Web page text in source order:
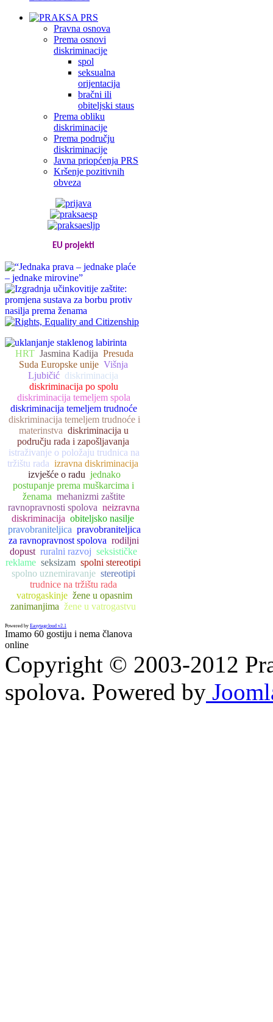
Pravna osnova
Prema osnovi
diskriminacije
spol
seksualna
orijentacija
bračni ili
obiteljski staus
Prema obliku
diskriminacije
Prema području
diskriminacije
Javna priopćenja PRS
Kršenje pozitivnih
obveza
EU projekti
HRT Jasmina Kadija Presuda
Suda Europske unije Višnja
Ljubičić diskriminacija
diskriminacija po spolu
diskriminacija temeljem spola
diskriminacija temeljem trudnoće
diskriminacija temeljem trudnoće i
materinstva diskriminacija u
području rada i zapošljavanja
istraživanje o položaju trudnica na
tržištu rada izravna diskriminacija
izvješće o radu jednako
postupanje prema muškarcima i
ženama mehanizmi zaštite
ravnopravnosti spolova neizravna
diskriminacija obiteljsko nasilje
pravobraniteljica pravobraniteljica
za ravnopravnost spolova rodiljni
dopust ruralni razvoj seksističke
reklame seksizam spolni stereotipi
spolno uznemiravanje stereotipi
trudnice na tržištu rada
vatrogaskinje žene u opasnim
zanimanjima žene u vatrogastvu
Powered by Easytagcloud v2.1
Imamo 60 gostiju i nema članova
online
Copyright © 2003-2012
spolova. Powered by